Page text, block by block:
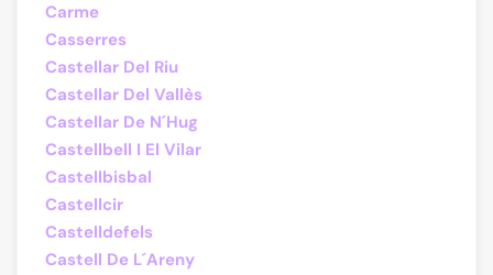
Carme
Casserres
Castellar Del Riu
Castellar Del Vallès
Castellar De N´Hug
Castellbell I El Vilar
Castellbisbal
Castellcir
Castelldefels
Castell De L´Areny